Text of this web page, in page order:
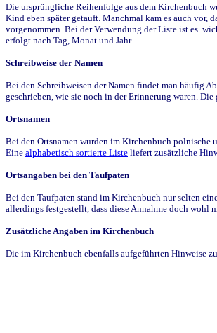
Die ursprüngliche Reihenfolge aus dem Kirchenbuch
Kind eben später getauft. Manchmal kam es auch vor,
vorgenommen. Bei der Verwendung der Liste ist es
erfolgt nach Tag, Monat und Jahr.
Schreibweise der Namen
Bei den Schreibweisen der Namen findet man häufig
geschrieben, wie sie noch in der Erinnerung waren.
Ortsnamen
Bei den Ortsnamen wurden im Kirchenbuch polnische
Eine alphabetisch sortierte Liste liefert zusätzliche
Ortsangaben bei den Taufpaten
Bei den Taufpaten stand im Kirchenbuch nur selten
allerdings festgestellt, dass diese Annahme doch wohl
Zusätzliche Angaben im Kirchenbuch
Die im Kirchenbuch ebenfalls aufgeführten Hinweise